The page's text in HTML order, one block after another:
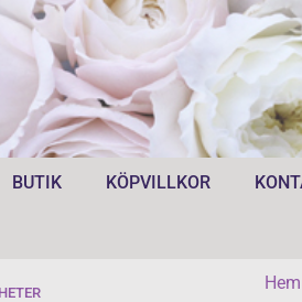
BUTIK KÖPVILLKOR
Hem